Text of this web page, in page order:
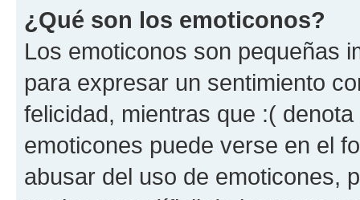
¿Qué son los emoticonos?
Los emoticonos son pequeñas
para expresar un sentimiento
felicidad, mientras que :(
emoticones puede verse en el
abusar del uso de emoticones,